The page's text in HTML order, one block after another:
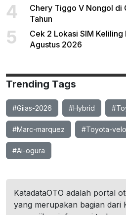
4
Chery Tiggo V Nongol di
Tahun
5
Cek 2 Lokasi SIM Keliling
Agustus 2026
Trending Tags
#Giias-2026 #Hybrid
#Marc-marquez #Toyota-
#Ai-ogura
KatadataOTO adalah portal
yang merupakan bagian dari